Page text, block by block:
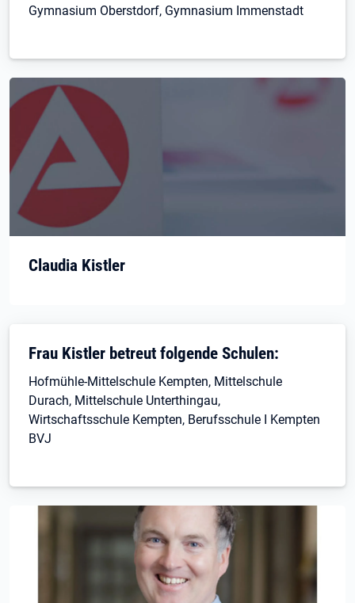
Gymnasium Oberstdorf, Gymnasium Immenstadt
Claudia Kistler
Frau Kistler betreut folgende Schulen:
Hofmühle-Mittelschule Kempten, Mittelschule
Durach, Mittelschule Unterthingau,
Wirtschaftsschule Kempten, Berufsschule I Kempten
BVJ